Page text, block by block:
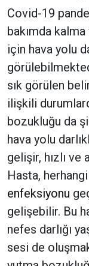
Covid-19
bakımda
için hava yolu
sık görülen
ilişkili
bozukluğu da
hava yolu
gelişir, hızlı ve
Hasta,
enfeksiyonu
gelişebilir. Bu
nefes darlığı
sesi de